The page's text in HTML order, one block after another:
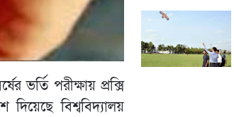
ভর্তি পরীক্ষায় প্রক্সি
বিশ্ববিদ্যালয়